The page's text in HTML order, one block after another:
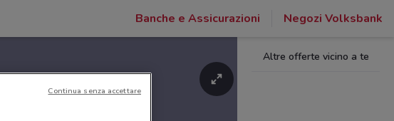
Banche e Assicurazioni Negozi Volksbank
Altre offerte vicino a te
Continua senza accettare